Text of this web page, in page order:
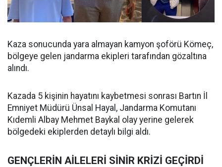
Kaza sonucunda yara almayan kamyon şoförü Kömeç,
bölgeye gelen jandarma ekipleri tarafından gözaltına
alındı.
Kazada 5 kişinin hayatını kaybetmesi sonrası Bartın İl
Emniyet Müdürü Ünsal Hayal, Jandarma Komutanı
Kıdemli Albay Mehmet Baykal olay yerine gelerek
bölgedeki ekiplerden detaylı bilgi aldı.
GENÇLERİN AİLELERİ SİNİR KRİZİ GEÇİRDİ